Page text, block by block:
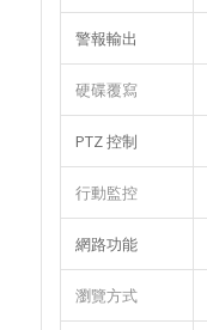
警報輸出
硬碟覆寫
PTZ 控制
行動監控
網路功能
瀏覽方式